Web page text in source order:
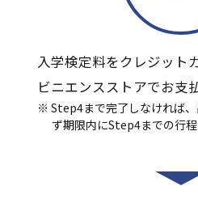
入学検定料をクレジット
ビニエンスストアでお支
Step4まで完了しなければ
ず期限内にStep4までの行程